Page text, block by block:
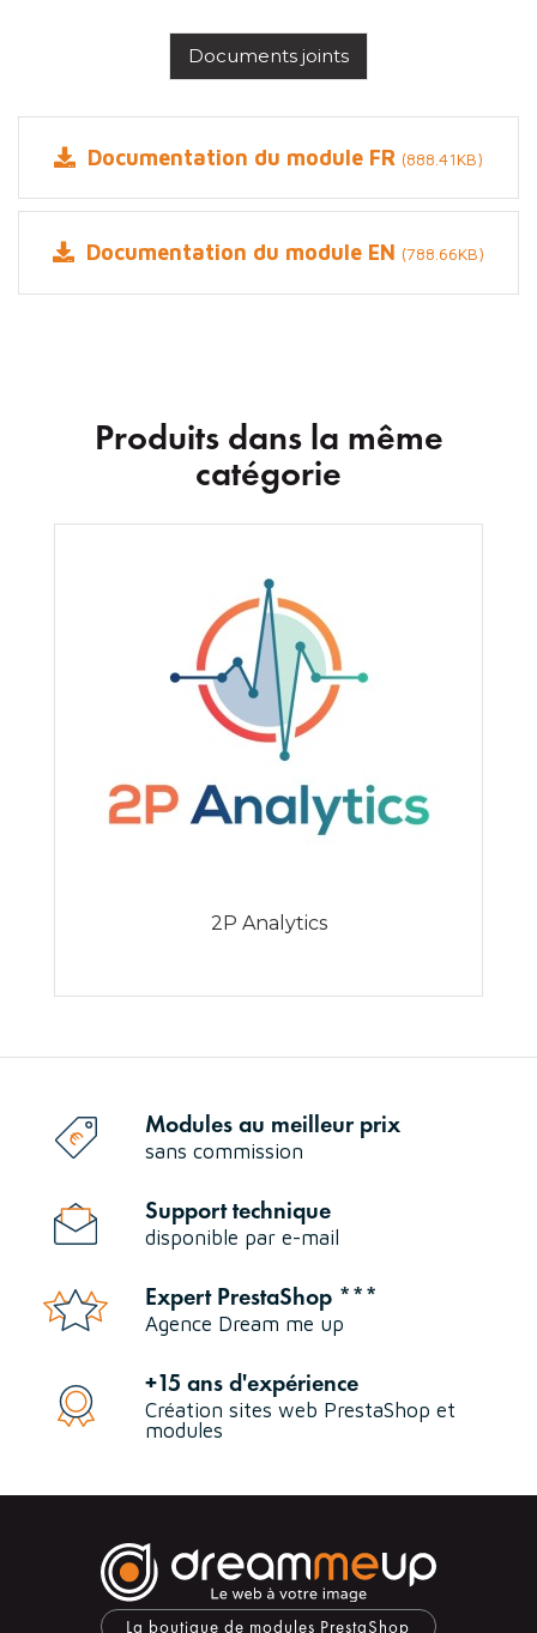
Documents joints
Documentation du module FR (888.41KB)
Documentation du module EN (788.66KB)
Produits dans la même
catégorie
2P Analytics
Modules au meilleur prix
sans commission
Support technique
disponible par e-mail
Expert PrestaShop ***
Agence Dream me up
+15 ans d'expérience
Création sites web PrestaShop et
modules
La boutique de modules PrestaShop